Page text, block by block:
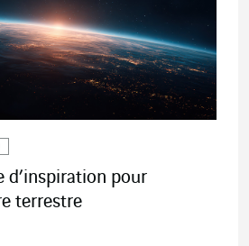
d’inspiration pour
terrestre